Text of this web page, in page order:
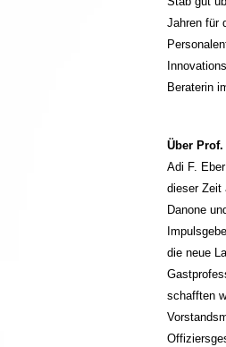
Jahren für
Beraterin
Über
Adi F.
dieser Zeit
Danone
die neue
schafften